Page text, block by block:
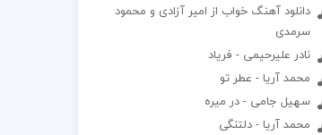
دانلود آهنگ خواب از امیر آزادی و محمود
سرمدی
نادر علیرحیمی - فریاد
محمد آریا - عطر تو
سهیل جامی - در میره
محمد آریا - دلتنگی